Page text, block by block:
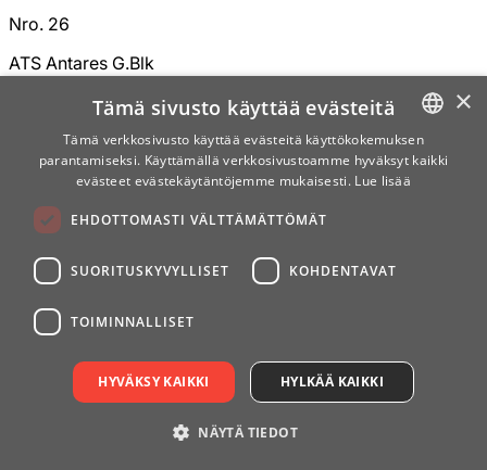
Nro. 26
ATS Antares G.Blk
SWEDISH
NORWEGIAN
×
Tämä sivusto käyttää evästeitä
Tämä verkkosivusto käyttää evästeitä käyttökokemuksen
parantamiseksi. Käyttämällä verkkosivustoamme hyväksyt kaikki
evästeet evästekäytäntöjemme mukaisesti. Lue lisää
EHDOTTOMASTI VÄLTTÄMÄTTÖMÄT
SUORITUSKYVYLLISET KOHDENTAVAT
TOIMINNALLISET
HYVÄKSY KAIKKI HYLKÄÄ KAIKKI
NÄYTÄ TIEDOT